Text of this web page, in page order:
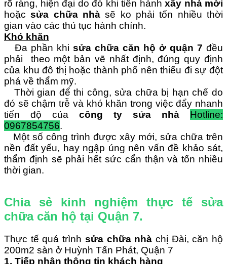
rõ ràng, hiện đại do đó khi tiến hànhxây nhà mới
hoặcsửa chữa nhà sẽ ko phải tốn nhiều thời
gian vào các thủ tục hành chính.
Khó khăn
Đa phần khi sửa chữa căn hộ ở quận 7 đều
phải theo một bản vẽ nhất định, đúng quy định
của khu đô thị hoặc thành phố nên thiếu đi sự đột
phá về thẩm mỹ.
Thời gian để thi công, sửa chữa bị hạn chế do
đó sẽ chậm trễ và khó khăn trong việc đẩy nhanh
tiến độ của công ty sửa nhà Hotline:
0967854756.
Một số công trình được xây mới, sửa chữa trên
nền đất yếu, hay ngập úng nên vấn đề khảo sát,
thẩm định sẽ phải hết sức cẩn thận và tốn nhiều
thời gian.
Chia sẻ kinh nghiệm thực tế sửa
chữa căn hộ tại Quận 7.
Thực tế quá trình sửa chữa nhà chị Đài, căn hộ
200m2 sàn ở Huỳnh Tấn Phát, Quận 7
1. Tiếp nhận thông tin khách hàng